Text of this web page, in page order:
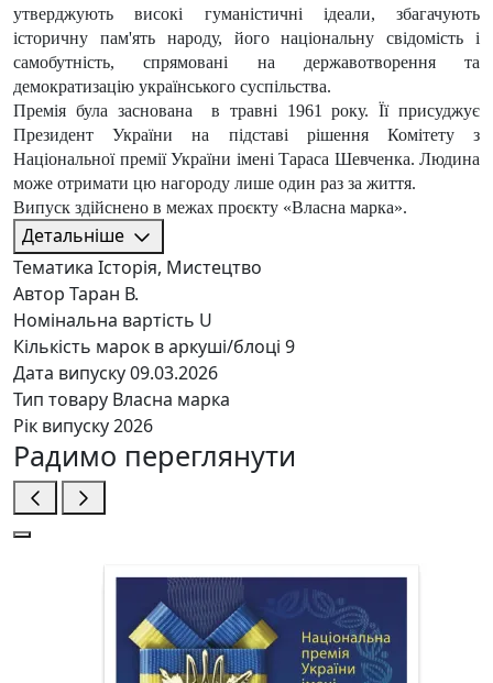
утверджують високі гуманістичні ідеали, збагачують
історичну пам'ять народу, його національну свідомість і
самобутність, спрямовані на державотворення та
демократизацію українського суспільства.
Премія була заснована в травні 1961 року. Її присуджує
Президент України на підставі рішення Комітету з
Національної премії України імені Тараса Шевченка. Людина
може отримати цю нагороду лише один раз за життя.
Випуск здійснено в межах проєкту «Власна марка».
Детальніше
Тематика Історія, Мистецтво
Автор Таран В.
Номінальна вартість U
Кількість марок в аркуші/блоці 9
Дата випуску09.03.2026
Тип товару Власна марка
Рік випуску2026
Радимо переглянути